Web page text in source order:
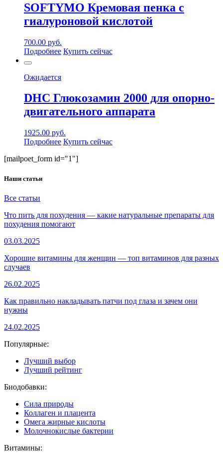
SOFTYMO Кремовая пенка с
гиалуроновой кислотой
700.00 руб.
Подробнее Купить сейчас
Ожидается
DHC Глюкозамин 2000 для опорно-
двигательного аппарата
1925.00 руб.
Подробнее Купить сейчас
[mailpoet_form id="1"]
Наши статьи
Все статьи
Что пить для похудения — какие натуральные препараты для
похудения помогают
03.03.2025
Хорошие витамины для женщин — топ витаминов для разных
случаев
26.02.2025
Как правильно накладывать патчи под глаза и зачем они
нужны
24.02.2025
Популярные:
Лучший выбор
Лучший рейтинг
Биодобавки:
Сила природы
Коллаген и плацента
Омега жирные кислоты
Молочнокислые бактерии
Витамины: